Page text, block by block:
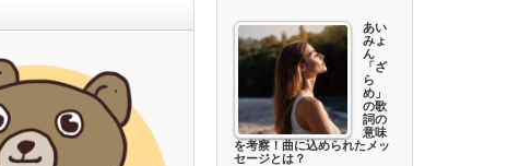
あい
みょ
ん
「ざ
ら
め」
の歌
詞の
意味
を考察！曲に込められたメッ
セージとは？